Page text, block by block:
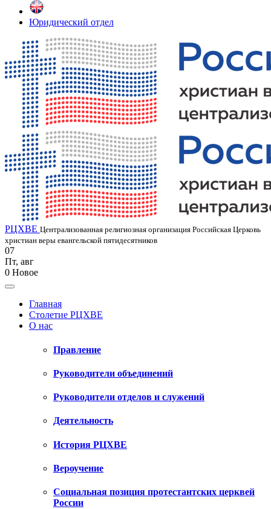
Юридический отдел
РЦХВЕ Централизованная религиозная организация Российская Церковь
христиан веры евангельской пятидесятников
07
Пт, авг
0 Новое
Главная
Столетие РЦХВЕ
О нас
Правление
Руководители объединений
Руководители отделов и служений
Деятельность
История РЦХВЕ
Вероучение
Социальная позиция протестантских церквей
России